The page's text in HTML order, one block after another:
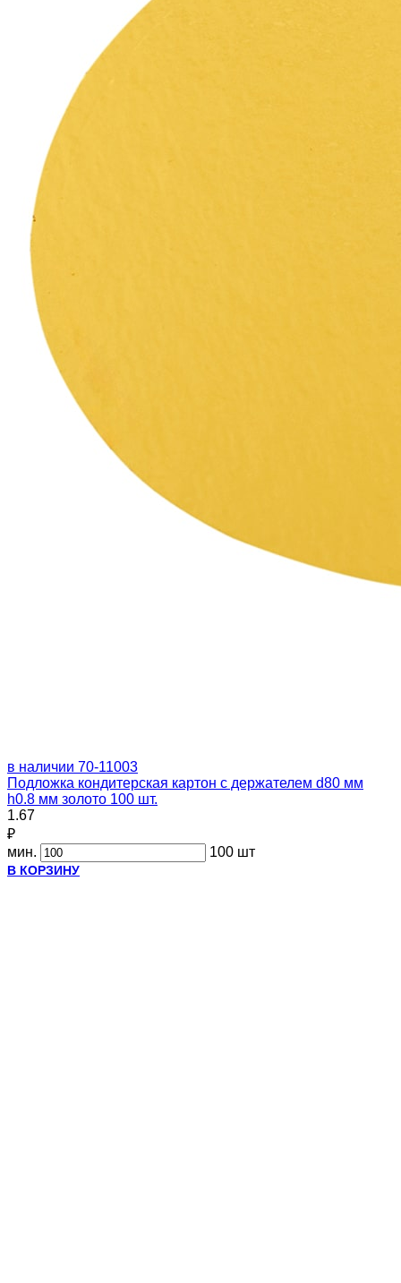
в наличии 70-11003
Подложка кондитерская картон с держателем d80 мм
h0.8 мм золото 100 шт.
1.67
₽
мин.
100 шт
В КОРЗИНУ